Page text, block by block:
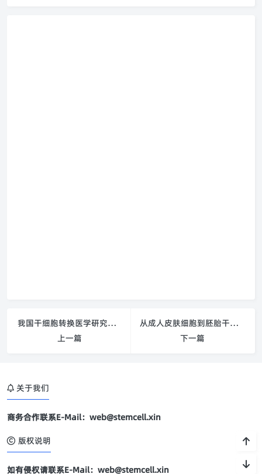
我国干细胞转换医学研究站在世界前沿
上一篇
从成人皮肤细胞到胚胎干细胞 治疗性克隆的一大步
下一篇
关于我们
商务合作联系E-Mail：web@stemcell.xin
版权说明
如有侵权请联系E-Mail：web@stemcell.xin